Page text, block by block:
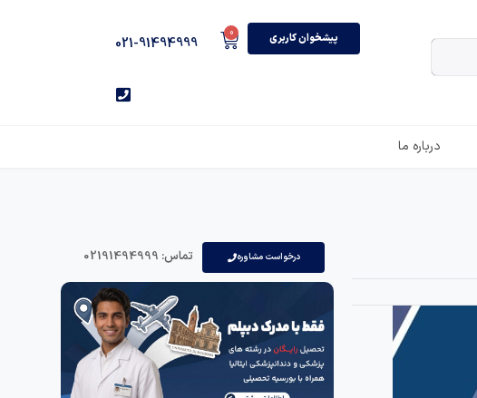
پیشخوان کاربری 0
021-91494999
درباره ما
درخواست مشاوره تماس: 02191494999